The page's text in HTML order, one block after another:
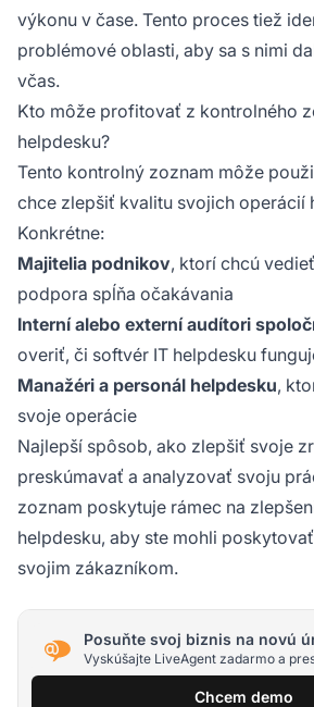
výkonu v čase. Tento proces tiež
problémové oblasti, aby sa s nimi
včas.
Kto môže profitovať z kontrolného
helpdesku?
Tento kontrolný zoznam môže
chce zlepšiť kvalitu svojich operácií
Konkrétne:
Majitelia podnikov, ktorí chcú
podpora spĺňa očakávania
Interní alebo externí audítori
overiť, či softvér IT helpdesku
Manažéri a personál helpdesku,
svoje operácie
Najlepší spôsob, ako zlepšiť svoje
preskúmavať a analyzovať svoju
zoznam poskytuje rámec na
helpdesku, aby ste mohli
svojim zákazníkom.
Posuňte svoj biznis na novú
Vyskúšajte LiveAgent zadarmo a
Chcem demo